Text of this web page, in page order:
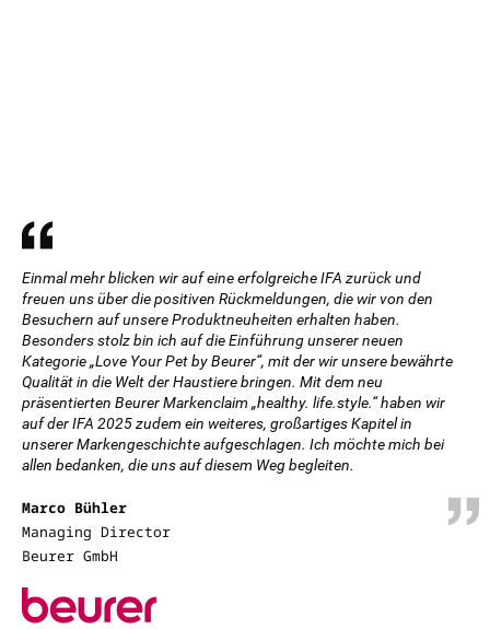
Einmal mehr blicken wir auf eine erfolgreiche IFA zurück und
freuen uns über die positiven Rückmeldungen, die wir von den
Besuchern auf unsere Produktneuheiten erhalten haben.
Besonders stolz bin ich auf die Einführung unserer neuen
Kategorie „Love Your Pet by Beurer“, mit der wir unsere bewährte
Qualität in die Welt der Haustiere bringen. Mit dem neu
präsentierten Beurer Markenclaim „healthy. life.style.“ haben wir
auf der IFA 2025 zudem ein weiteres, großartiges Kapitel in
unserer Markengeschichte aufgeschlagen. Ich möchte mich bei
allen bedanken, die uns auf diesem Weg begleiten.
Marco Bühler
Managing Director
Beurer GmbH